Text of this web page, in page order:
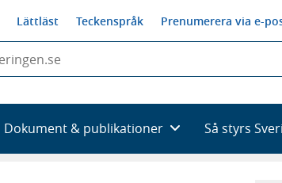
Lättläst Teckenspråk Prenumerera via e-
Dokument & publikationer Så styrs